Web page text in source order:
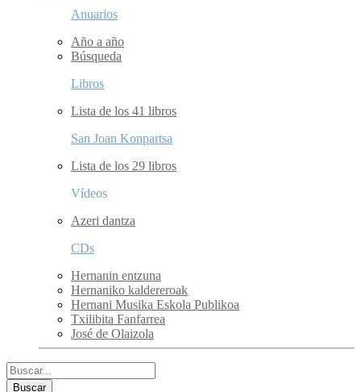
Anuarios
Año a año
Búsqueda
Libros
Lista de los 41 libros
San Joan Konpartsa
Lista de los 29 libros
Vídeos
Azeri dantza
CDs
Hernanin entzuna
Hernaniko kaldereroak
Hernani Musika Eskola Publikoa
Txilibita Fanfarrea
José de Olaizola